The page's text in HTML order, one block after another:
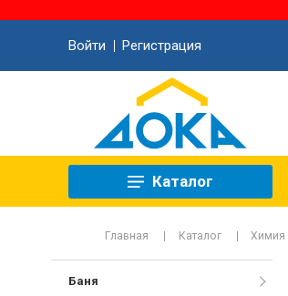
Войти Регистрация
Каталог
Главная Каталог Химия
Баня